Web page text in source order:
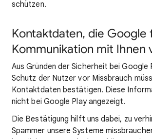
schützen.
Kontaktdaten, die Google
Kommunikation mit Ihnen
Aus Gründen der Sicherheit bei Google
Schutz der Nutzer vor Missbrauch
Kontaktdaten bestätigen. Diese
nicht bei Google Play angezeigt.
Die Bestätigung hilft uns dabei, zu
Spammer unsere Systeme